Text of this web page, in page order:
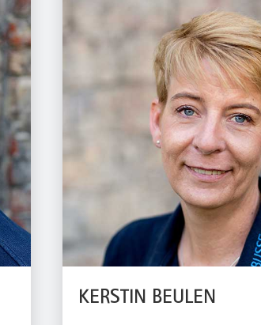
KERSTIN BEULEN